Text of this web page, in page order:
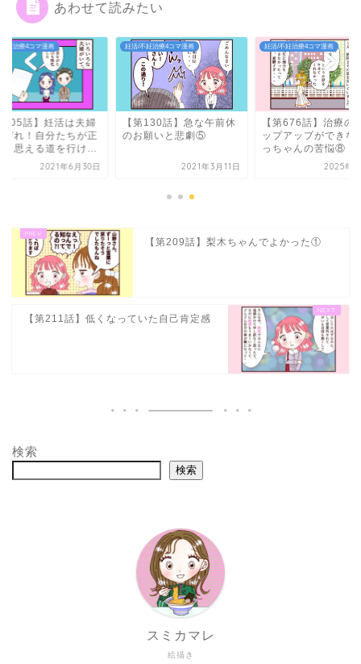
あわせて読みたい
妊治療4コマ漫画
205話】妊活は夫婦
ぞれ！自分たちが正
と思える道を行け...
2021年6月30日
妊活/不妊治療4コマ漫画
【第130話】急な午前休
のお願いと悲劇⑤
2021年3月11日
妊活/不妊治療4コマ漫画
【第676話】治療の
ップアップができな
っちゃんの苦悩⑧
2025年5
【第209話】梨木ちゃんでよかった①
【第211話】低くなっていた自己肯定感
検索
検索
絵描き
スミカマレ